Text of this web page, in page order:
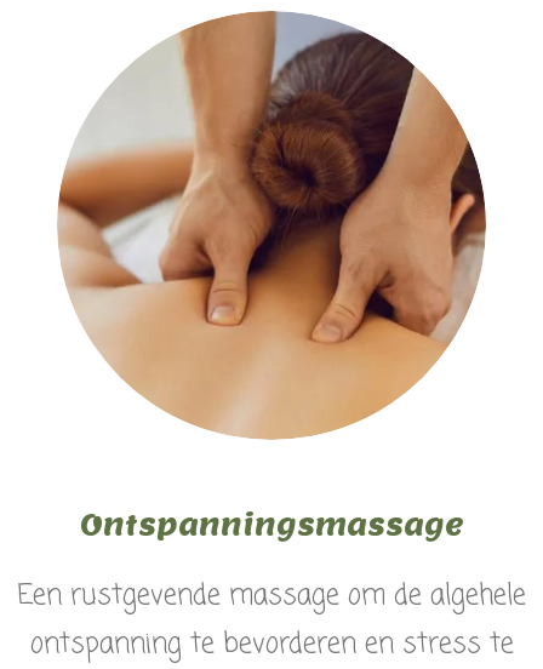
Ontspanningsmassage
Een rustgevende massage om de algehele
ontspanning te bevorderen en stress te